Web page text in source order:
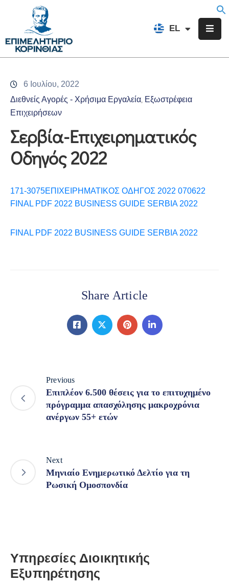
EL
FR
Επιμελητήριο
Υπηρεσίες
Προγράμματα
Δράσεις
Εκδηλώσεις
6 Ιουλίου, 2022
Διεθνείς Αγορές - Χρήσιμα Εργαλεία Εξωστρέφεια
Επιχειρήσεων
Σερβία-Επιχειρηματικός
Οδηγός 2022
171-3075ΕΠΙΧΕΙΡΗΜΑΤΙΚΟΣ ΟΔΗΓΟΣ 2022 070622
FINAL PDF 2022 BUSINESS GUIDE SERBIA 2022
FINAL PDF 2022 BUSINESS GUIDE SERBIA 2022
Share Article
Previous
Επιπλέον 6.500 θέσεις για το επιτυχημένο
πρόγραμμα απασχόλησης μακροχρόνια
ανέργων 55+ ετών
Next
Μηνιαίo Ενημερωτικό Δελτίο για τη
Ρωσική Ομοσπονδία
Υπηρεσίες Διοικητικής
Εξυπηρέτησης